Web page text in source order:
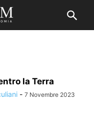
la Terra
- 7 Novembre 2023